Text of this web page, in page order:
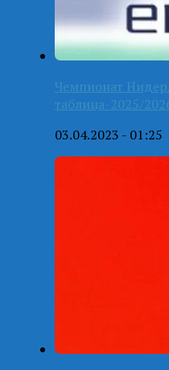
Чемпионат
таблица-2025/
03.04.2023 - 01:25